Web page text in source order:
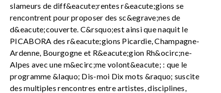
slameurs de diff&eacute;rentes r&eacute;gions se
rencontrent pour proposer des sc&egrave;nes de
d&eacute;couverte. C&rsquo;est ainsi que naquit le
PICABORA des r&eacute;gions Picardie, Champagne-
Ardenne, Bourgogne et R&eacute;gion Rh&ocirc;ne-
Alpes avec une m&ecirc;me volont&eacute; : que le
programme &laquo; Dis-moi Dix mots &raquo; suscite
des multiples rencontres entre artistes, disciplines,